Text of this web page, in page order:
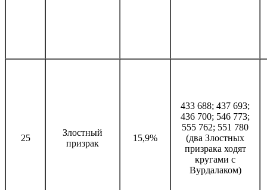
25
Злостный
призрак
15,9%
433 688; 437 693;
436 700; 546 773;
555 762; 551 780
(два Злостных
призрака ходят
кругами с
Вурдалаком)